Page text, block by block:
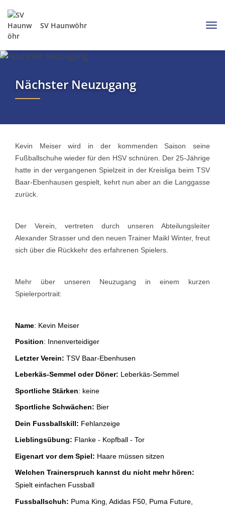
SV Haunwöhr
Nächster Neuzugang
Kevin Meiser wird in der kommenden Saison seine
Fußballschuhe wieder für den HSV schnüren. Der 25-Jährige
hatte in der vergangenen Spielzeit in der Kreisliga beim TSV
Baar-Ebenhausen gespielt, kehrt nun aber an die Langgasse
zurück.
Der Verein, vertreten durch unseren Abteilungsleiter
Alexander Strasser und den neuen Trainer Maikl Winter, freut
sich über die Rückkehr des erfahrenen Spielers.
Mehr über unseren Neuzugang in einem kurzen
Spielerportrait:
Name: Kevin Meiser
Position: Innenverteidiger
Letzter Verein: TSV Baar-Ebenhusen
Leberkäs-Semmel oder Döner: Leberkäs-Semmel
Sportliche Stärken: keine
Sportliche Schwächen: Bier
Dein Fussballskill: Fehlanzeige
Lieblingsübung: Flanke - Kopfball - Tor
Eigenart vor dem Spiel: Haare müssen sitzen
Welchen Trainerspruch kannst du nicht mehr hören:
Spielt einfachen Fussball
Fussballschuh: Puma King, Adidas F50, Puma Future,